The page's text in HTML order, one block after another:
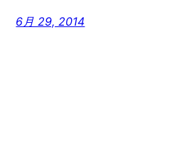
6月 29, 2014